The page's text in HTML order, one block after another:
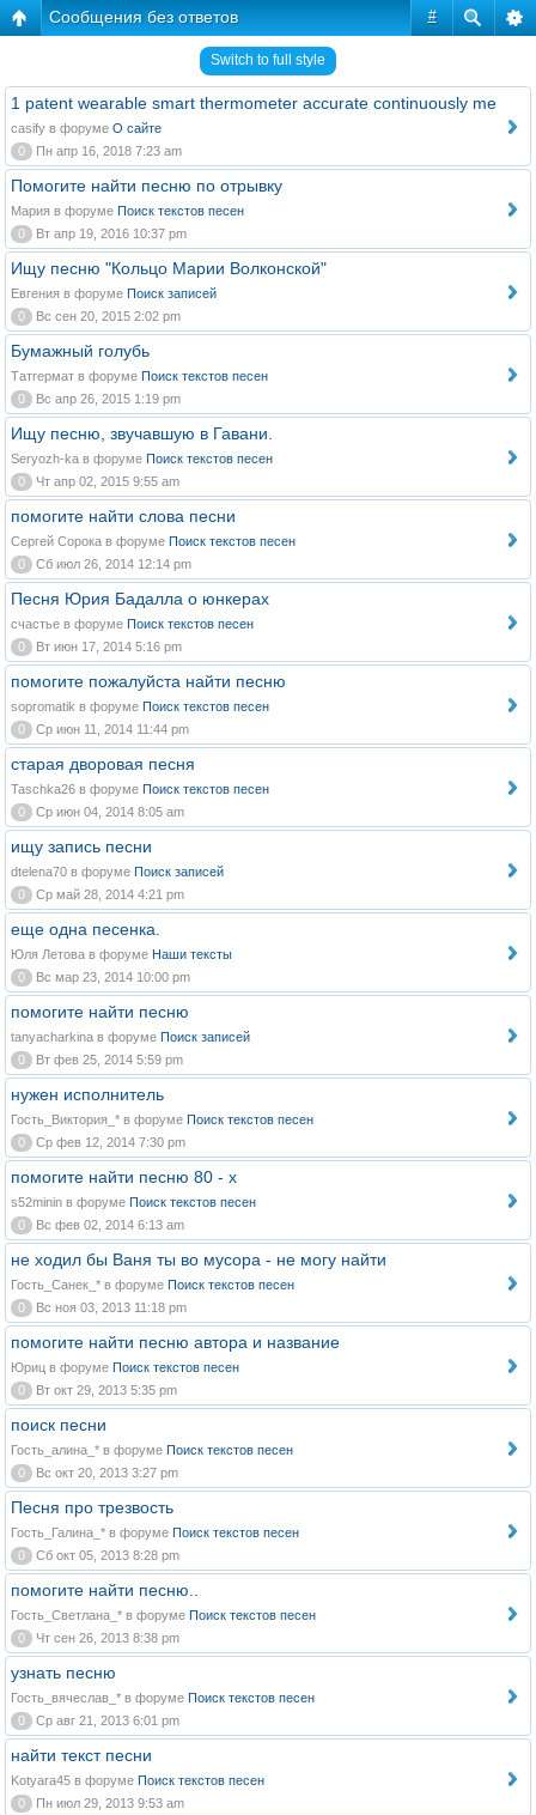
#
Сообщения без ответов
Switch to full style
1 patent wearable smart thermometer accurate continuously me
casify в форуме О сайте
0
Пн апр 16, 2018 7:23 am
Помогите найти песню по отрывку
Мария в форуме Поиск текстов песен
0
Вт апр 19, 2016 10:37 pm
Ищу песню "Кольцо Марии Волконской"
Евгения в форуме Поиск записей
0
Вс сен 20, 2015 2:02 pm
Бумажный голубь
Татгермат в форуме Поиск текстов песен
0
Вс апр 26, 2015 1:19 pm
Ищу песню, звучавшую в Гавани.
Seryozh-ka в форуме Поиск текстов песен
0
Чт апр 02, 2015 9:55 am
помогите найти слова песни
Сергей Сорока в форуме Поиск текстов песен
0
Сб июл 26, 2014 12:14 pm
Песня Юрия Бадалла о юнкерах
счастье в форуме Поиск текстов песен
0
Вт июн 17, 2014 5:16 pm
помогите пожалуйста найти песню
sopromatik в форуме Поиск текстов песен
0
Ср июн 11, 2014 11:44 pm
старая дворовая песня
Taschka26 в форуме Поиск текстов песен
0
Ср июн 04, 2014 8:05 am
ищу запись песни
dtelena70 в форуме Поиск записей
0
Ср май 28, 2014 4:21 pm
еще одна песенка.
Юля Летова в форуме Наши тексты
0
Вс мар 23, 2014 10:00 pm
помогите найти песню
tanyacharkina в форуме Поиск записей
0
Вт фев 25, 2014 5:59 pm
нужен исполнитель
Гость_Виктория_* в форуме Поиск текстов песен
0
Ср фев 12, 2014 7:30 pm
помогите найти песню 80 - х
s52minin в форуме Поиск текстов песен
0
Вс фев 02, 2014 6:13 am
не ходил бы Ваня ты во мусора - не могу найти
Гость_Санек_* в форуме Поиск текстов песен
0
Вс ноя 03, 2013 11:18 pm
помогите найти песню автора и название
Юриц в форуме Поиск текстов песен
0
Вт окт 29, 2013 5:35 pm
поиск песни
Гость_алина_* в форуме Поиск текстов песен
0
Вс окт 20, 2013 3:27 pm
Песня про трезвость
Гость_Галина_* в форуме Поиск текстов песен
0
Сб окт 05, 2013 8:28 pm
помогите найти песню..
Гость_Светлана_* в форуме Поиск текстов песен
0
Чт сен 26, 2013 8:38 pm
узнать песню
Гость_вячеслав_* в форуме Поиск текстов песен
0
Ср авг 21, 2013 6:01 pm
найти текст песни
Kotyara45 в форуме Поиск текстов песен
0
Пн июл 29, 2013 9:53 am